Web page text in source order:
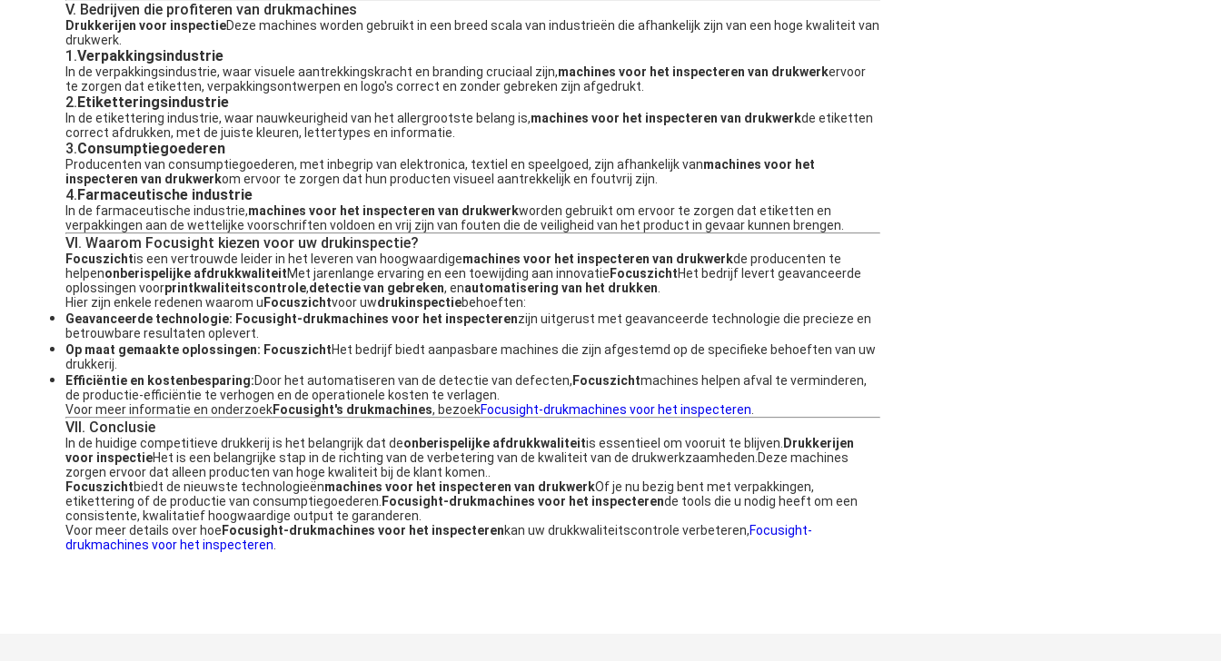
V. Bedrijven die profiteren van drukmachines
Drukkerijen voor inspectieDeze machines worden gebruikt in een breed scala van industrieën die afhankelijk zijn van een hoge kwaliteit van
drukwerk.
1.Verpakkingsindustrie
In de verpakkingsindustrie, waar visuele aantrekkingskracht en branding cruciaal zijn,machines voor het inspecteren van drukwerkervoor
te zorgen dat etiketten, verpakkingsontwerpen en logo's correct en zonder gebreken zijn afgedrukt.
2.Etiketteringsindustrie
In de etikettering industrie, waar nauwkeurigheid van het allergrootste belang is,machines voor het inspecteren van drukwerkde etiketten
correct afdrukken, met de juiste kleuren, lettertypes en informatie.
3.Consumptiegoederen
Producenten van consumptiegoederen, met inbegrip van elektronica, textiel en speelgoed, zijn afhankelijk vanmachines voor het
inspecteren van drukwerkom ervoor te zorgen dat hun producten visueel aantrekkelijk en foutvrij zijn.
4.Farmaceutische industrie
In de farmaceutische industrie,machines voor het inspecteren van drukwerkworden gebruikt om ervoor te zorgen dat etiketten en
verpakkingen aan de wettelijke voorschriften voldoen en vrij zijn van fouten die de veiligheid van het product in gevaar kunnen brengen.
VI. Waarom Focusight kiezen voor uw drukinspectie?
Focuszichtis een vertrouwde leider in het leveren van hoogwaardigemachines voor het inspecteren van drukwerkde producenten te
helpenonberispelijke afdrukkwaliteitMet jarenlange ervaring en een toewijding aan innovatie FocuszichtHet bedrijf levert geavanceerde
oplossingen voorprintkwaliteitscontrole,detectie van gebreken, enautomatisering van het drukken
Hier zijn enkele redenen waarom u Focuszichtvoor uwdrukinspectiebehoeften:
Geavanceerde technologie: Focusight-drukmachines voor het inspecterenzijn uitgerust met geavanceerde technologie die precieze en
betrouwbare resultaten oplevert.
Op maat gemaakte oplossingen: FocuszichtHet bedrijf biedt aanpasbare machines die zijn afgestemd op de specifieke behoeften van uw
drukkerij.
Efficiëntie en kostenbesparing:Door het automatiseren van de detectie van defecten, Focuszichtmachines helpen afval te verminderen,
de productie-efficiëntie te verhogen en de operationele kosten te verlagen.
Voor meer informatie en onderzoekFocusight's drukmachines, bezoekFocusight-drukmachines voor het inspecteren
VII. Conclusie
In de huidige competitieve drukkerij is het belangrijk dat deonberispelijke afdrukkwaliteitis essentieel om vooruit te blijven. Drukkerijen
voor inspectieHet is een belangrijke stap in de richting van de verbetering van de kwaliteit van de drukwerkzaamheden.Deze machines
zorgen ervoor dat alleen producten van hoge kwaliteit bij de klant komen..
Focuszichtbiedt de nieuwste technologieënmachines voor het inspecteren van drukwerkOf je nu bezig bent met verpakkingen,
etikettering of de productie van consumptiegoederen. Focusight-drukmachines voor het inspecterende tools die u nodig heeft om een
consistente, kwalitatief hoogwaardige output te garanderen.
Voor meer details over hoe Focusight-drukmachines voor het inspecterenkan uw drukkwaliteitscontrole verbeteren,Focusight-
drukmachines voor het inspecteren